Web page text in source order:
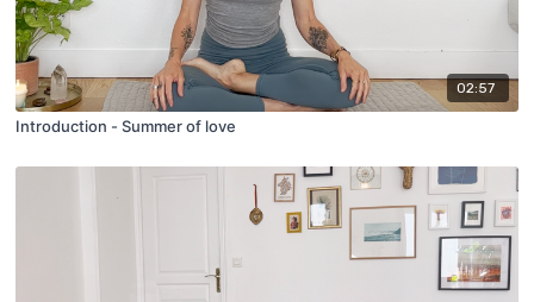
02:57
Introduction - Summer of love